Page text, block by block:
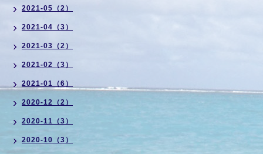
2021-05（2）
2021-04（3）
2021-03（2）
2021-02（3）
2021-01（6）
2020-12（2）
2020-11（3）
2020-10（3）